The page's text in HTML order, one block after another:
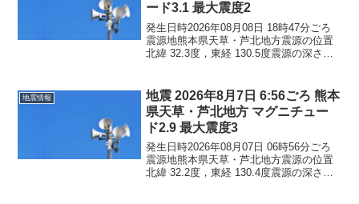
ード3.1 最大震度2
発生日時2026年08月08日 18時47分ごろ
震源地熊本県天草・芦北地方震源の位置
北緯 32.3度，東経 130.5度震源の深さ約
はありません。震度2熊本県...
地震情報
地震 2026年8月7日 6:56ごろ 熊本
県天草・芦北地方 マグニチュー
ド2.9 最大震度3
発生日時2026年08月07日 06時56分ごろ
震源地熊本県天草・芦北地方震源の位置
北緯 32.2度，東経 130.4度震源の深さ約